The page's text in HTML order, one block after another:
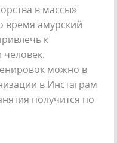
в массы»
время амурский
к
человек.
можно в
в Инстаграм
получится по